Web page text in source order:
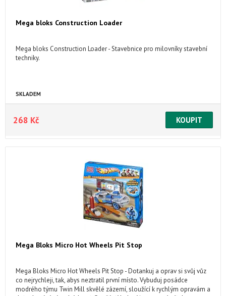
Mega bloks Construction Loader
Mega bloks Construction Loader - Stavebnice pro milovníky stavební
techniky.
SKLADEM
268 Kč
Mega Bloks Micro Hot Wheels Pit Stop
Mega Bloks Micro Hot Wheels Pit Stop - Dotankuj a oprav si svůj vůz
co nejrychleji, tak, abys neztratil první místo. Vybuduj posádce
modrého týmu Twin Mill skvělé zázemí, sloužící k rychlým opravám a